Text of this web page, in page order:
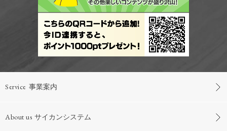
Service 事業案内
About us サイカンシステム